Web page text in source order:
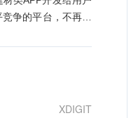
争的平台，不再轻
用户就会自觉关注
客户可以在手机上
XDIGIT